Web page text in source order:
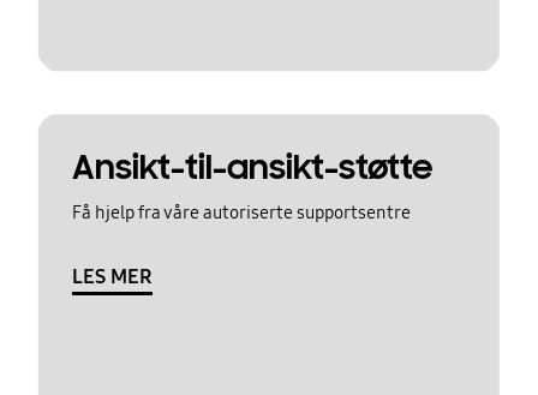
Ansikt-til-ansikt-støtte
Få hjelp fra våre autoriserte supportsentre
LES MER